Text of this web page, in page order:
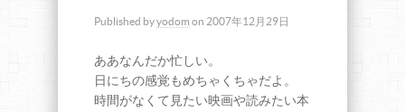
Published byyodom on 2007年12月29日
ああなんだか忙しい。
日にちの感覚もめちゃくちゃだよ。
時間がなくて見たい映画や読みたい本